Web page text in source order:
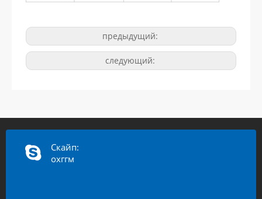
предыдущий:
следующий:
Скайп:
охггм